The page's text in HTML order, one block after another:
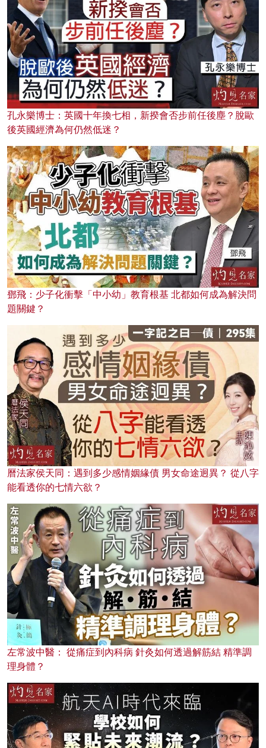
孔永樂博士：英國十年換七相，新揆會否步前任後塵？脫歐
後英國經濟為何仍然低迷？
鄧飛：少子化衝擊「中小幼」教育根基 北都如何成為解決問
題關鍵？
曆法家侯天同：遇到多少感情姻緣債 男女命途迥異？ 從八字
能看透你的七情六欲？
左常波中醫： 從痛症到內科病 針灸如何透過解筋結 精準調
理身體？